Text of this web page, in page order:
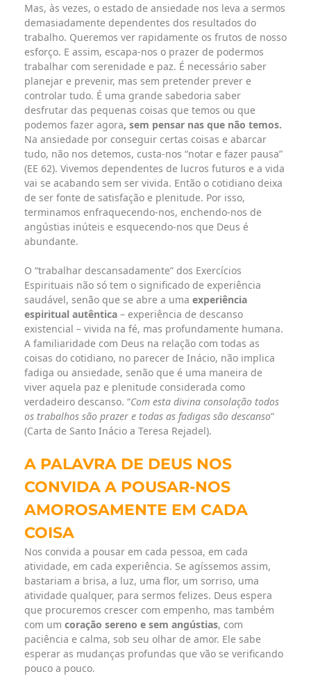
Mas, às vezes, o estado de ansiedade nos leva a sermos
demasiadamente dependentes dos resultados do
trabalho. Queremos ver rapidamente os frutos de nosso
esforço. E assim, escapa-nos o prazer de podermos
trabalhar com serenidade e paz. É necessário saber
planejar e prevenir, mas sem pretender prever e
controlar tudo. É uma grande sabedoria saber
desfrutar das pequenas coisas que temos ou que
podemos fazer agora, sem pensar nas que não temos.
Na ansiedade por conseguir certas coisas e abarcar
tudo, não nos detemos, custa-nos “notar e fazer pausa”
(EE 62). Vivemos dependentes de lucros futuros e a vida
vai se acabando sem ser vivida. Então o cotidiano deixa
de ser fonte de satisfação e plenitude. Por isso,
terminamos enfraquecendo-nos, enchendo-nos de
angústias inúteis e esquecendo-nos que Deus é
abundante.
O “trabalhar descansadamente” dos Exercícios
Espirituais não só tem o significado de experiência
saudável, senão que se abre a uma experiência
espiritual autêntica – experiência de descanso
existencial – vivida na fé, mas profundamente humana.
A familiaridade com Deus na relação com todas as
coisas do cotidiano, no parecer de Inácio, não implica
fadiga ou ansiedade, senão que é uma maneira de
viver aquela paz e plenitude considerada como
verdadeiro descanso. “Com esta divina consolação todos
os trabalhos são prazer e todas as fadigas são descanso”
(Carta de Santo Inácio a Teresa Rejadel).
A PALAVRA DE DEUS NOS
CONVIDA A POUSAR-NOS
AMOROSAMENTE EM CADA
COISA
Nos convida a pousar em cada pessoa, em cada
atividade, em cada experiência. Se agíssemos assim,
bastariam a brisa, a luz, uma flor, um sorriso, uma
atividade qualquer, para sermos felizes. Deus espera
que procuremos crescer com empenho, mas também
com um coração sereno e sem angústias, com
paciência e calma, sob seu olhar de amor. Ele sabe
esperar as mudanças profundas que vão se verificando
pouco a pouco.